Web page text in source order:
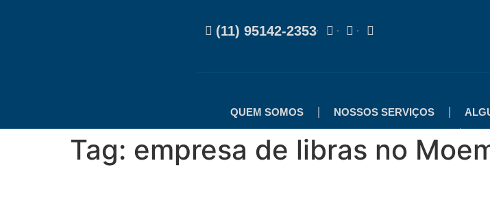
(11) 95142-2353
QUEM SOMOS NOSSOS SERVIÇOS
Tag: empresa de libras no